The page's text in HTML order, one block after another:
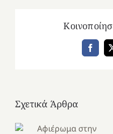
Σχετικά Άρθρα